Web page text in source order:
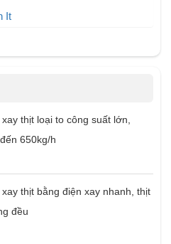
It
thịt loại to công suất lớn,
650kg/h
xay thịt bằng điện xay nhanh, thịt
đều